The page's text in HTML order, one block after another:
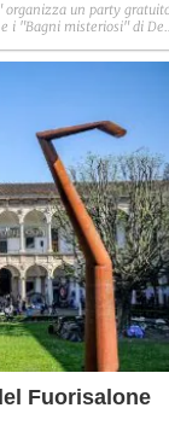
organizza un party
i "Bagni misteriosi" di De
Fuorisalone